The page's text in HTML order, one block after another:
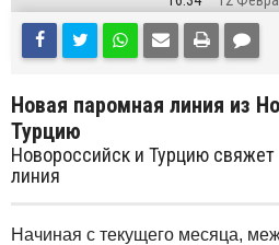
Новая паромная линия из
Турцию
Новороссийск и Турцию
линия
Начиная с текущего месяца,